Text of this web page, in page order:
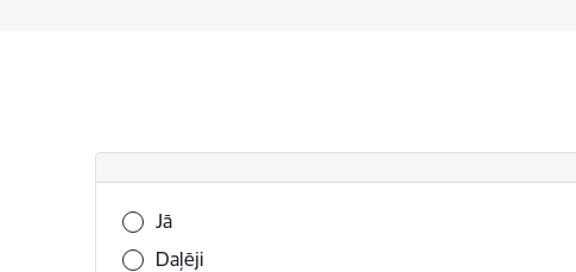
Vai šī informācija bija noderīga?
Jā
Daļēji